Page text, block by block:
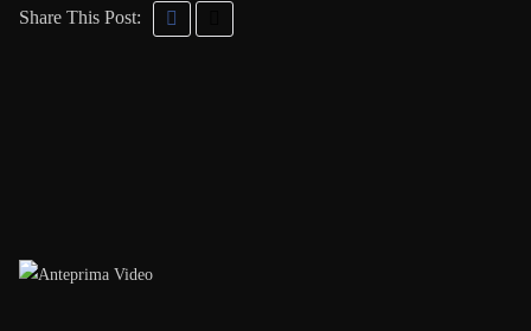
Share This Post: